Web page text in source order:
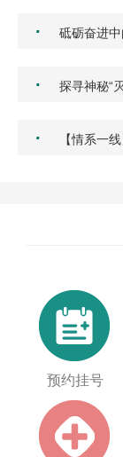
· 砥砺奋进
· 探寻神秘“
· 【情系一
预约挂号